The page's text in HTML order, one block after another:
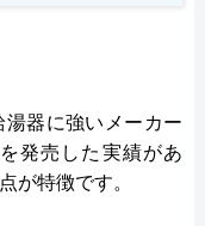
器に強いメーカー
発売した実績があ
が特徴です。